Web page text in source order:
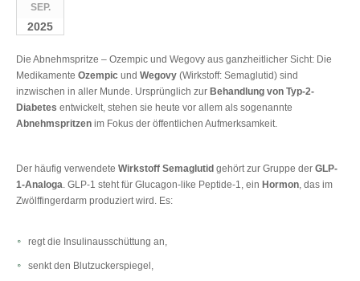
SEP.
2025
Die Abnehmspritze – Ozempic und Wegovy aus ganzheitlicher Sicht: Die
Medikamente Ozempic und Wegovy (Wirkstoff: Semaglutid) sind
inzwischen in aller Munde. Ursprünglich zur Behandlung von Typ-2-
Diabetes entwickelt, stehen sie heute vor allem als sogenannte
Abnehmspritzen im Fokus der öffentlichen Aufmerksamkeit.
Der häufig verwendete Wirkstoff Semaglutid gehört zur Gruppe der GLP-
1-Analoga . GLP-1 steht für Glucagon-like Peptide-1, ein Hormon , das im
Zwölffingerdarm produziert wird. Es:
regt die Insulinausschüttung an,
senkt den Blutzuckerspiegel,